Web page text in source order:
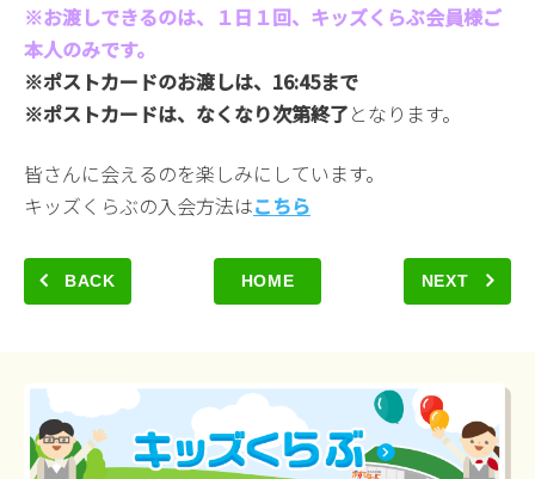
※お渡しできるのは、１日１回、キッズくらぶ会員様ご
本人のみです。
※ポストカードのお渡しは、16:45まで
※ポストカードは、なくなり次第終了となります。
皆さんに会えるのを楽しみにしています。
キッズくらぶの入会方法はこちら
BACK HOME NEXT